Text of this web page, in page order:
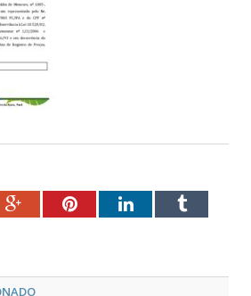
Google+PinterestLinkedInTumblr